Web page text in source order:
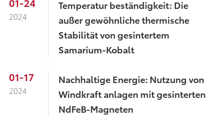
2024
Temperatur beständigkeit: Die
außer gewöhnliche thermische
Stabilität von gesintertem
Samarium-Kobalt
01-17
2024
Nachhaltige Energie: Nutzung von
Windkraft anlagen mit gesinterten
NdFeB-Magneten